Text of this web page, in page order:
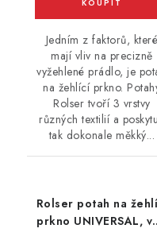
Jedním z faktorů, které
mají vliv na precizně
vyžehlené prádlo, je
na žehlící prkno.
Rolser tvoří 3 vrstvy
různých textilií a
tak dokonale měkký...
Rolser potah na
prkno UNIVERSAL,